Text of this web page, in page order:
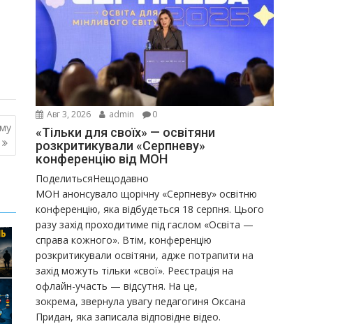
Авг 3, 2026 admin 0
«Тільки для своїх» — освітяни
розкритикували «Серпневу»
конференцію від МОН
ПоделитьсяНещодавно
МОН анонсувало щорічну «Серпневу» освітню
конференцію, яка відбудеться 18 серпня. Цього
разу захід проходитиме під гаслом «Освіта —
справа кожного». Втім, конференцію
розкритикували освітяни, адже потрапити на
захід можуть тільки «свої». Реєстрація на
офлайн-участь — відсутня. На це,
зокрема, звернула увагу педагогиня Оксана
Придан, яка записала відповідне відео.